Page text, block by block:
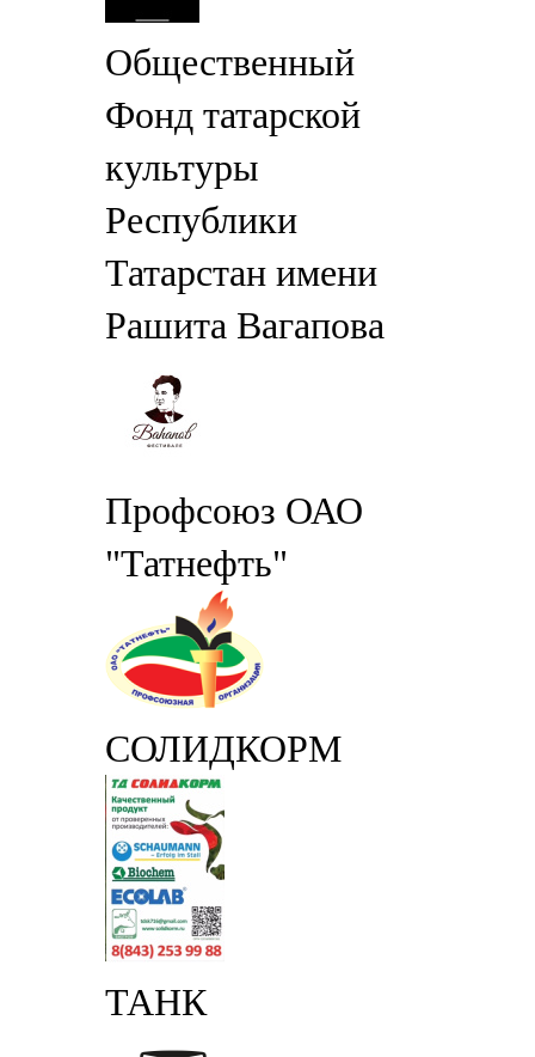
Общественный
Фонд татарской
культуры
Республики
Татарстан имени
Рашита Вагапова
Профсоюз ОАО
"Татнефть"
СОЛИДКОРМ
ТАНК